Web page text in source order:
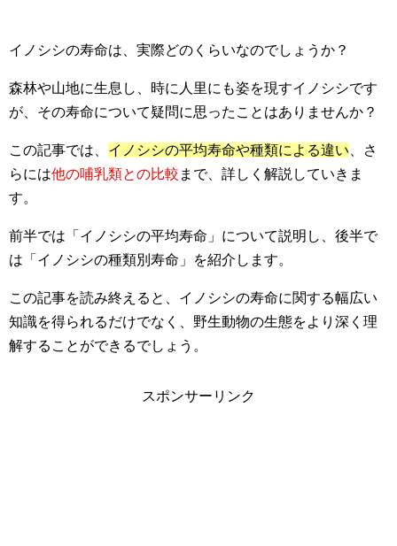
イノシシの寿命は、実際どのくらいなのでしょうか？
森林や山地に生息し、時に人里にも姿を現すイノシシです
が、その寿命について疑問に思ったことはありませんか？
この記事では、 イノシシの平均寿命や種類による違い 、さ
らには他の哺乳類との比較 まで、詳しく解説していきま
す。
前半では「イノシシの平均寿命」について説明し、後半で
は「イノシシの種類別寿命」を紹介します。
この記事を読み終えると、イノシシの寿命に関する幅広い
知識を得られるだけでなく、野生動物の生態をより深く理
解することができるでしょう。
スポンサーリンク